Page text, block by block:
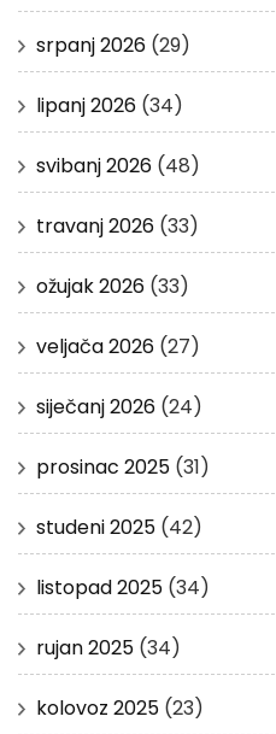
srpanj 2026 (29)
lipanj 2026 (34)
svibanj 2026 (48)
travanj 2026 (33)
ožujak 2026 (33)
veljača 2026 (27)
siječanj 2026 (24)
prosinac 2025 (31)
studeni 2025 (42)
listopad 2025 (34)
rujan 2025 (34)
kolovoz 2025 (23)